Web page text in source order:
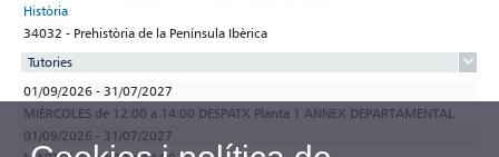
Història
34032 - Prehistòria de la Península Ibèrica
Tutories
01/09/2026 - 31/07/2027
MIÉRCOLES de 12:00 a 14:00 DESPATX Planta 1 ANNEX DEPARTAMENTAL
01/09/2026 - 31/07/2027